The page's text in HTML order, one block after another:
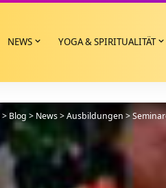
NEWS YOGA & SPIRITUALITÄT
> Blog > News>Ausbildungen >